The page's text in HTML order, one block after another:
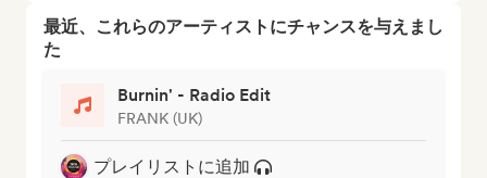
最近、これらのアーティストにチャンスを与えまし
た
Burnin' - Radio Edit
FRANK (UK)
プレイリストに追加